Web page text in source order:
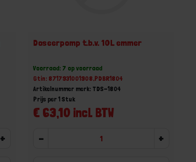
+
Doseerpomp t.b.v. 10L emmer
Voorraad: 7 op voorraad
Gtin: 8717931001908,PDBR1804
Artikelnummer merk: TDS-1804
€ 63,10 incl. BTW
Prijs per 1 Stuk
- +